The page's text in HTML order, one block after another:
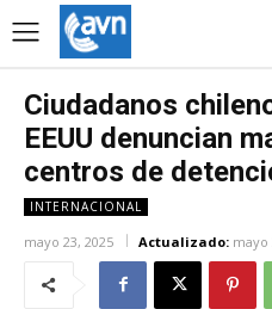
Ciudadanos
EEUU denuncian
centros de
INTERNACIONAL
mayo 23, 2025 Actualizado: mayo